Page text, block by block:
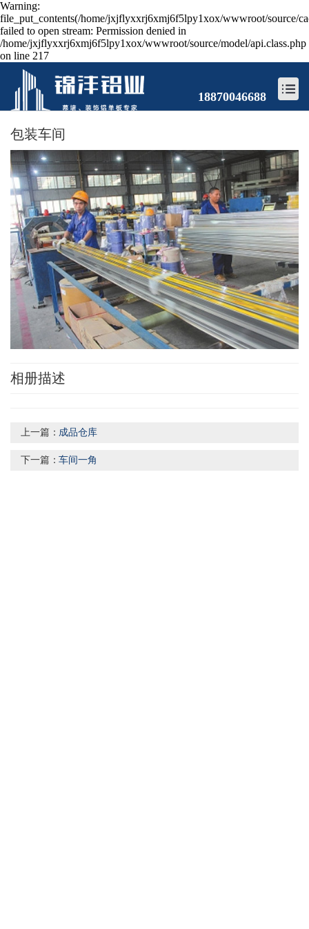
Warning:
file_put_contents(/home/jxjflyxxrj6xmj6f5lpy1xox/wwwroot/source/
failed to open stream: Permission denied in
/home/jxjflyxxrj6xmj6f5lpy1xox/wwwroot/source/model/api.class.php
on line 217
18870046688
包装车间
相册描述
上一篇： 成品仓库
下一篇：车间一角